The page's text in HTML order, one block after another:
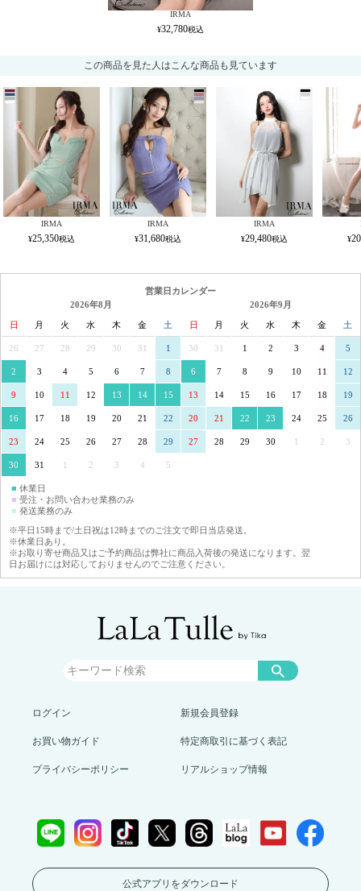
IRMA
32,780
この商品を見た人はこんな商品も見ています
IRMA
25,350
IRMA
31,680
IRMA
29,480
営業日カレンダー
2026年8月
日 月 火 水 木 金 土
26 27 28 29 30 31 1
2 3 4 5 6 7 8
9 10 11 12 13 14 15
16 17 18 19 20 21 22
23 24 25 26 27 28 29
30 31 1 2 3 4 5
2026年9月
日 月 火 水 木 金 土
30 31 1 2 3 4 5
6 7 8 9 10 11 12
13 14 15 16 17 18 19
20 21 22 23 24 25 26
27 28 29 30 1 2 3
■ 休業日
■ 受注・お問い合わせ業務のみ
■ 発送業務のみ
※平日15時まで/土日祝は12時までのご注文で即日当店発送。
※休業日あり。
※お取り寄せ商品又はご予約商品は弊社に商品入荷後の発送になります。翌
日お届けには対応しておりませんのでご注意ください。
ログイン 新規会員登録
お買い物ガイド 特定商取引に基づく表記
プライバシーポリシー リアルショップ情報
公式アプリをダウンロード